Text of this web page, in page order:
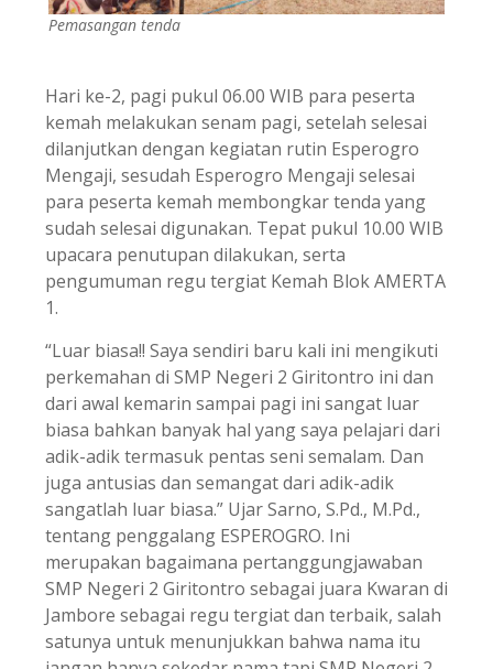
Pemasangan tenda
Hari ke-2, pagi pukul 06.00 WIB para peserta
kemah melakukan senam pagi, setelah selesai
dilanjutkan dengan kegiatan rutin Esperogro
Mengaji, sesudah Esperogro Mengaji selesai
para peserta kemah membongkar tenda yang
sudah selesai digunakan. Tepat pukul 10.00 WIB
upacara penutupan dilakukan, serta
pengumuman regu tergiat Kemah Blok AMERTA
1.
“Luar biasa!! Saya sendiri baru kali ini mengikuti
perkemahan di SMP Negeri 2 Giritontro ini dan
dari awal kemarin sampai pagi ini sangat luar
biasa bahkan banyak hal yang saya pelajari dari
adik-adik termasuk pentas seni semalam. Dan
juga antusias dan semangat dari adik-adik
sangatlah luar biasa.” Ujar Sarno, S.Pd., M.Pd.,
tentang penggalang ESPEROGRO. Ini
merupakan bagaimana pertanggungjawaban
SMP Negeri 2 Giritontro sebagai juara Kwaran di
Jambore sebagai regu tergiat dan terbaik, salah
satunya untuk menunjukkan bahwa nama itu